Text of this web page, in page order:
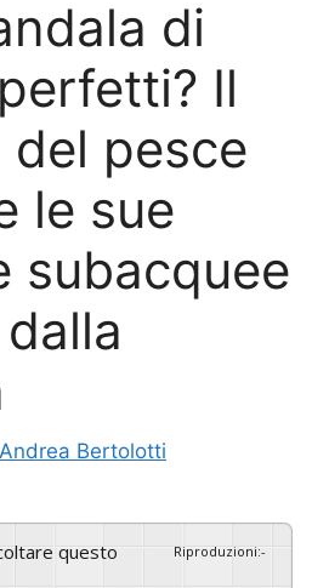
di
Il
del pesce
le sue
subacquee
Andrea Bertolotti
Riproduzioni:-